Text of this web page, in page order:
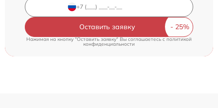
Оставить заявку
Нажимая на кнопку "Оставить заявку" Вы соглашаетесь cполитикой
конфиденциальности